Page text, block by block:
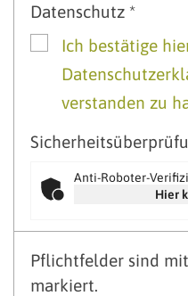
Datenschutz *
Ich bestätige
verstanden zu
Anti-Roboter-
Hier
Pflichtfelder sind
markiert.